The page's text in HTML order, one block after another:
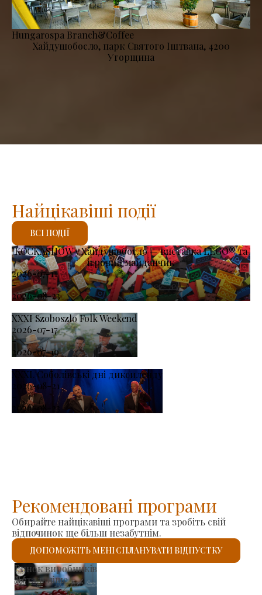
Hungarospa Branch&Coffee
Хайдушобосло, парк Святого Іштвана, 4200
Угорщина
KOCKASHOW у Хайдушобосло — виставка LEGO® та
ігровий майданчик
2026-07-11
-
2026-08-23
XXXI Szoboszlo Folk Weekend
2026-07-17
-
2026-07-19
XXXI. Соболівські дні диксиленду
2026-08-21
-
2026-08-23
Найцікавіші події
ВСІ ПОДІЇ
Рекомендовані програми
Обирайте найцікавіші програми та зробіть свій
відпочинок ще більш незабутнім.
ДОПОМОЖІТЬ МЕНІ СПЛАНУВАТИ ВІДПУСТКУ
Римо-католицький костел Святого Ласло
Детальніше